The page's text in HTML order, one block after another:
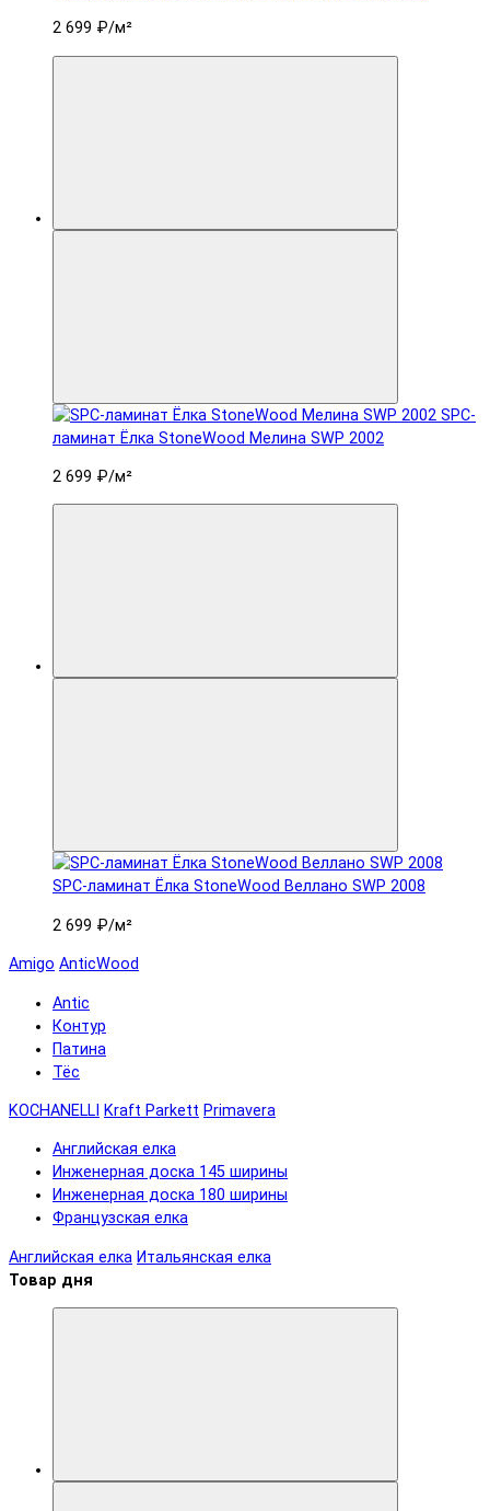
2 699 ₽/м²
SPC-
ламинат Ëлка StoneWood Мелина SWP 2002
2 699 ₽/м²
SPC-ламинат Ëлка StoneWood Веллано SWP 2008
2 699 ₽/м²
Amigo AnticWood
Antic
Контур
Патина
Тёс
KOCHANELLI Kraft Parkett Primavera
Английская елка
Инженерная доска 145 ширины
Инженерная доска 180 ширины
Французская елка
Английская елка Итальянская елка
Товар дня